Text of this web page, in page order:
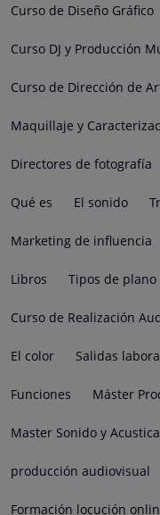
Curso de Diseño Gráfico
Curso DJ y Producción
Curso de Dirección de
Maquillaje y
Directores de fotografía
Qué es El sonido
Marketing de influencia
Libros Tipos de plano
Curso de Realización
El color Salidas
Funciones Máster
Master Sonido y Acustica
producción audiovisual
Formación locución